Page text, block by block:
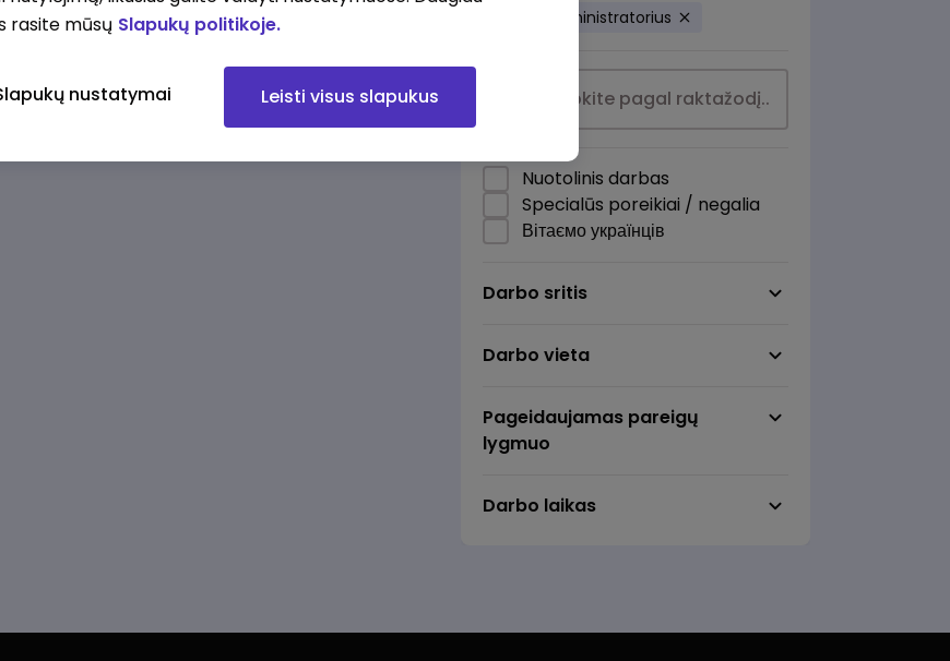
biuro-administratorius
Nuotolinis darbas
Specialūs poreikiai / negalia
Вітаємо українців
Darbo sritis
Darbo vieta
Pageidaujamas pareigų
lygmuo
Darbo laikas
rasite mūsų Slapukų politikoje.
nustatymai Leisti visus slapukus